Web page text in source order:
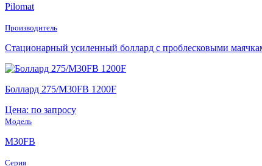
Pilomat
Производитель
Стационарный усиленный боллард с проблесковыми
Боллард 275/M30FB 1200F
Цена: по запросу
Модель
M30FB
Серия